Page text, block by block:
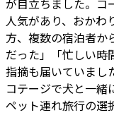
が目立ちました。コ
人気があり、おかわ
方、複数の宿泊者か
だった」「忙しい時
指摘も届いていまし
コテージで犬と一緒
ペット連れ旅行の選